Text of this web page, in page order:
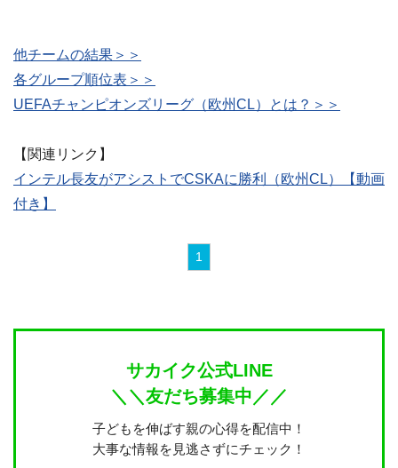
他チームの結果＞＞
各グループ順位表＞＞
UEFAチャンピオンズリーグ（欧州CL）とは？＞＞
【関連リンク】
インテル長友がアシストでCSKAに勝利（欧州CL）【動画
付き】
1
サカイク公式LINE
＼＼友だち募集中／／
子どもを伸ばす親の心得を配信中！
大事な情報を見逃さずにチェック！